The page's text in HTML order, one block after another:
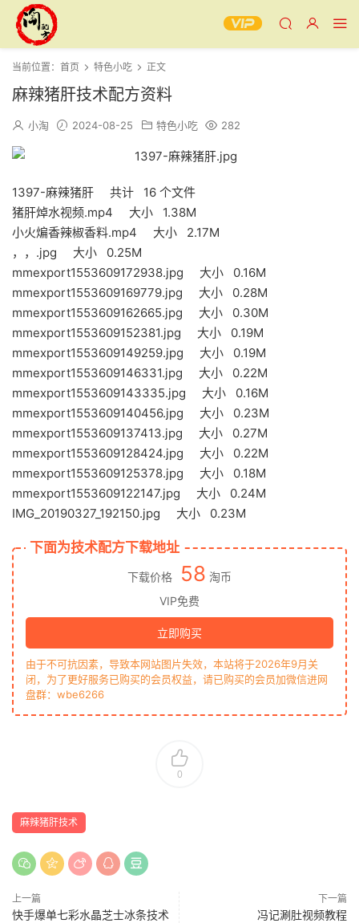
当前位置： 首页 特色小吃 正文
麻辣猪肝技术配方资料
小淘 2024-08-25 特色小吃 282
1397-麻辣猪肝 共计 16 个文件
猪肝焯水视频.mp4 大小 1.38M
小火煸香辣椒香料.mp4 大小 2.17M
，，.jpg 大小 0.25M
mmexport1553609172938.jpg 大小 0.16M
mmexport1553609169779.jpg 大小 0.28M
mmexport1553609162665.jpg 大小 0.30M
mmexport1553609152381.jpg 大小 0.19M
mmexport1553609149259.jpg 大小 0.19M
mmexport1553609146331.jpg 大小 0.22M
mmexport1553609143335.jpg 大小 0.16M
mmexport1553609140456.jpg 大小 0.23M
mmexport1553609137413.jpg 大小 0.27M
mmexport1553609128424.jpg 大小 0.22M
mmexport1553609125378.jpg 大小 0.18M
mmexport1553609122147.jpg 大小 0.24M
IMG_20190327_192150.jpg 大小 0.23M
下面为技术配方下载地址
下载价格 58 淘币
VIP免费
立即购买
由于不可抗因素，导致本网站图片失效，本站将于2026年9月关
闭，为了更好服务已购买的会员权益，请已购买的会员加微信进网
盘群：wbe6266
0
麻辣猪肝技术
上一篇
快手爆单七彩水晶芝士冰条技术
下一篇
冯记涮肚视频教程